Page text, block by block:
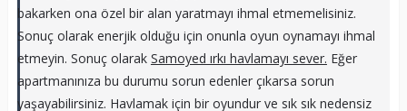
bakarken ona özel bir alan yaratmayı ihmal etmemelisiniz.
Sonuç olarak enerjik olduğu için onunla oyun oynamayı ihmal
etmeyin. Sonuç olarak Samoyed ırkı havlamayı sever. Eğer
apartmanınıza bu durumu sorun edenler çıkarsa sorun
yaşayabilirsiniz. Havlamak için bir oyundur ve sık sık nedensiz